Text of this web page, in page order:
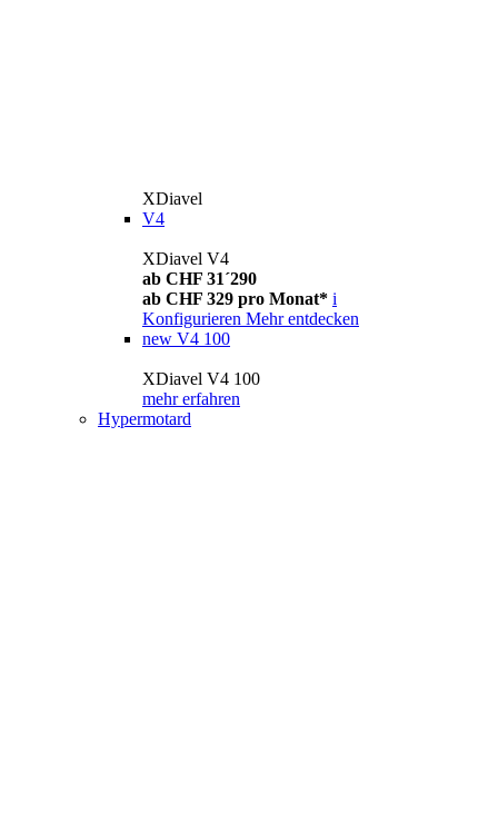
XDiavel
V4
XDiavel V4
ab CHF 31´290
ab CHF 329 pro Monat* i
Konfigurieren Mehr entdecken
new V4 100
XDiavel V4 100
mehr erfahren
Hypermotard